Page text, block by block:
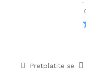
Pretplatite se